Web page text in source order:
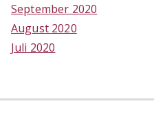
September 2020
August 2020
Juli 2020